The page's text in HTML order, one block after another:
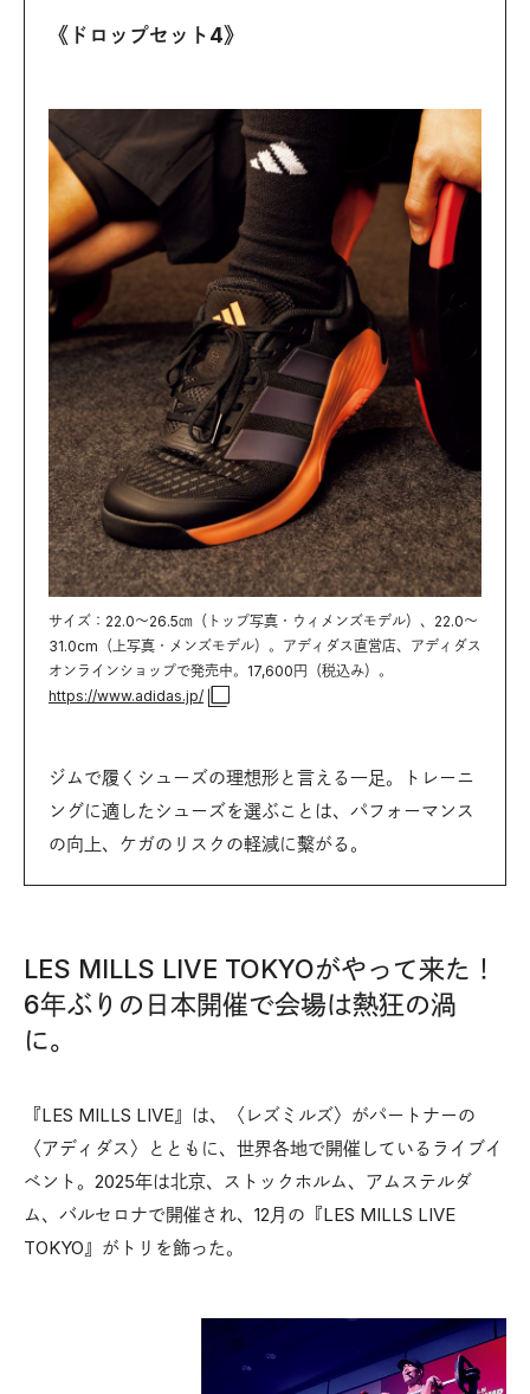
《ドロップセット4》
サイズ：22.0～26.5㎝（トップ写真・ウィメンズモデル）、22.0～
31.0cm（上写真・メンズモデル）。アディダス直営店、アディダス
オンラインショップで発売中。17,600円（税込み）。
https://www.adidas.jp/
ジムで履くシューズの理想形と言える一足。トレーニ
ングに適したシューズを選ぶことは、パフォーマンス
の向上、ケガのリスクの軽減に繫がる。
LES MILLS LIVE TOKYOがやって来た！
6年ぶりの日本開催で会場は熱狂の渦
に。
『LES MILLS LIVE』は、〈レズミルズ〉がパートナーの
〈アディダス〉とともに、世界各地で開催しているライブイ
ベント。2025年は北京、ストックホルム、アムステルダ
ム、バルセロナで開催され、12月の『LES MILLS LIVE
TOKYO』がトリを飾った。